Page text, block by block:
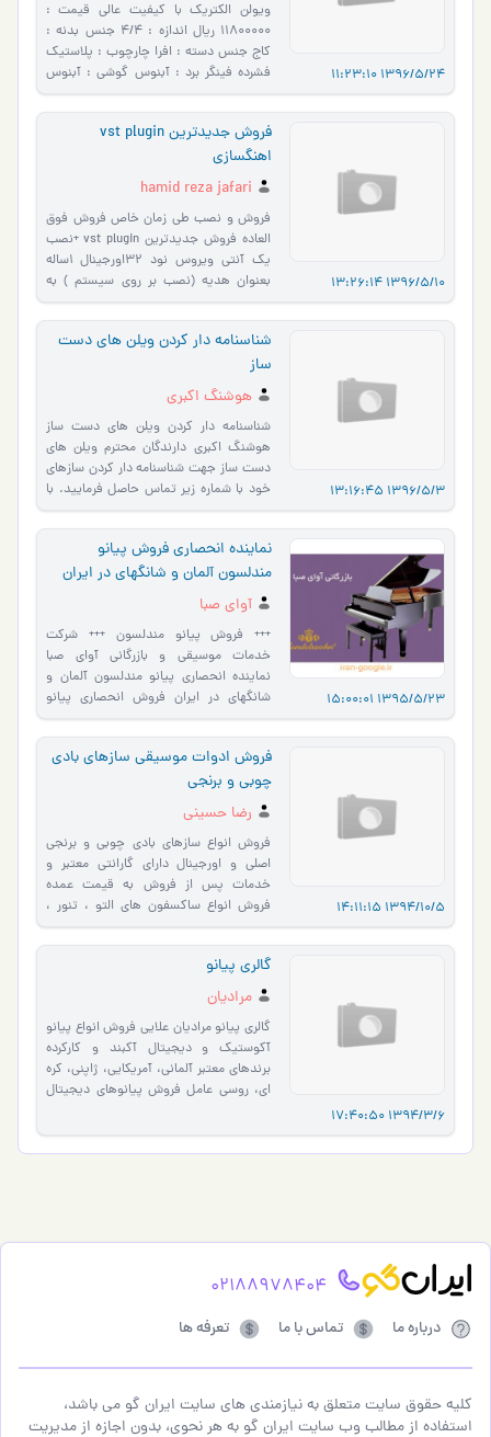
1396/5/24 11:23:10
ویولن الکتریک با کیفیت عالی قیمت :
11800000 ریال اندازه : 4/4 جنس بدنه :
کاج جنس دسته : افرا چارچوب : پلاستیک
فشرده فینگر برد : آبنوس گوشی : آبنوس
خرک : افرا سیم گیر : آبنوس حسگر:…
1396/5/10 13:26:14
فروش جدیدترین vst plugin
اهنگسازی
hamid reza jafari
فروش و نصب طی زمان خاص فروش فوق
العاده فروش جدیدترین vst plugin +نصب
یک آنتی ویروس نود 32اورجینال 1ساله
بعنوان هدیه (نصب بر روی سیستم ) به
همراه نصب با قیمتی باور نکردنی تحوی…
1396/5/3 13:16:45
شناسنامه دار کردن ویلن های دست
ساز
هوشنگ اکبری
شناسنامه دار کردن ویلن های دست ساز
هوشنگ اکبری دارندگان محترم ویلن های
دست ساز جهت شناسنامه دار کردن سازهای
خود با شماره زیر تماس حاصل فرمایید. با
مدیریت هوشنگ اک�…
1395/5/23 15:00:01
نماینده انحصاری فروش پیانو
مندلسون آلمان و شانگهای در ایران
آوای صبا
+++ فروش پیانو مندلسون +++ شرکت
خدمات موسیقی و بازرگانی آوای صبا
نماینده انحصاری پیانو مندلسون آلمان و
شانگهای در ایران فروش انحصاری پیانو
مندلسون واردات مستقیم پیان�…
1394/10/5 14:11:15
فروش ادوات موسیقی سازهای بادی
چوبی و برنجی
رضا حسینی
فروش انواع سازهای بادی چوبی و برنجی
اصلی و اورجینال دارای گارانتی معتبر و
خدمات پس از فروش به قیمت عمده
فروش انواع ساکسفون های التو ، تنور ،
سوپرانو فروش انواع کلاری�…
1394/3/6 17:40:50
گالری پیانو
مرادیان
گالری پیانو مرادیان علایی فروش انواع پیانو
آکوستیک و دیجیتال آکبند و کارکرده
برندهای معتبر آلمانی، آمریکایی، ژاپنی، کره
ای، روسی عامل فروش پیانوهای دیجیتال
02188978404
درباره ما تماس با ما تعرفه ها
کلیه حقوق سایت متعلق به نیازمندی های سایت ایران گو می باشد،
استفاده از مطالب وب سایت ایران گو به هر نحوی، بدون اجازه از مدیریت